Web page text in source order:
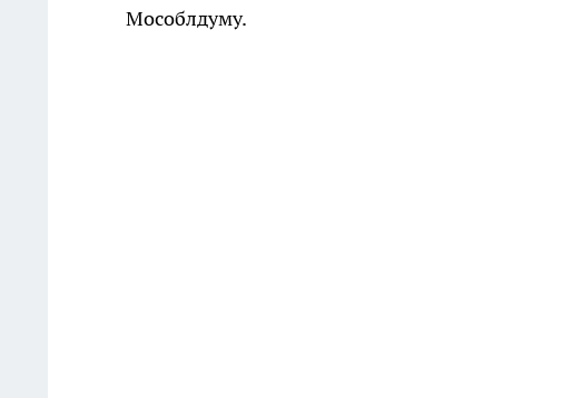
Мособлдуму.